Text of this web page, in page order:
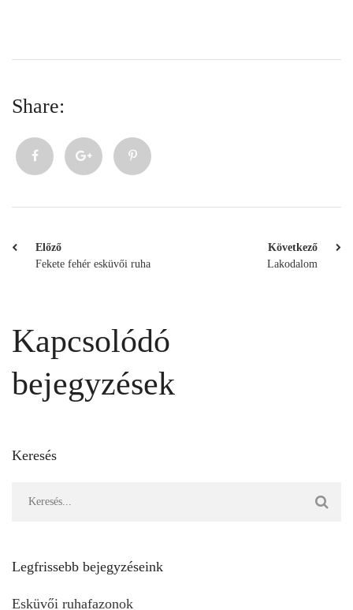
Share:
Előző
Fekete fehér esküvői ruha
Következő
Lakodalom
Kapcsolódó
bejegyzések
Keresés
Legfrissebb bejegyzéseink
Esküvői ruhafazonok